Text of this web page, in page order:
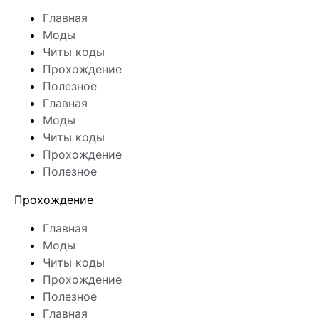
Главная
Моды
Читы коды
Прохождение
Полезное
Главная
Моды
Читы коды
Прохождение
Полезное
Прохождение
Главная
Моды
Читы коды
Прохождение
Полезное
Главная